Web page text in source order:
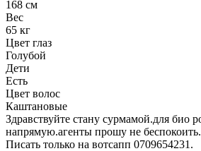
168 см
Вес
65 кг
Цвет глаз
Голубой
Дети
Есть
Цвет волос
Каштановые
Здравствуйте стану сурмамой.для био
напрямую.агенты прошу не
Писать только на вотсапп 0709654231.